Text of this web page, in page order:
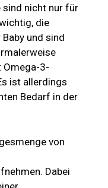
nicht nur für
die
und sind
Omega-3-
ist allerdings
Bedarf in der
von
Dabei